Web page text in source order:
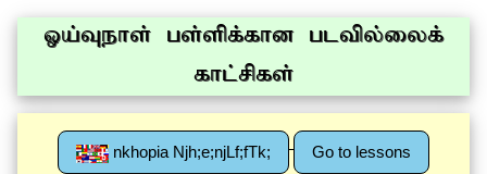
Xa;Tehs; gs;spf;fhd gltpy;iyf;
fhl;rpfs;
nkhopia Njh;e;njLf;fTk; Go to lessons